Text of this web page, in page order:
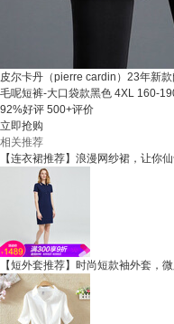
皮尔卡丹（pierre cardin）23年新
毛呢短裤-大口袋款黑色 4XL 160-
92%好评 500+评价
立即抢购
相关推荐
【连衣裙推荐】浪漫网纱裙，让你仙
【短外套推荐】时尚短款袖外套，